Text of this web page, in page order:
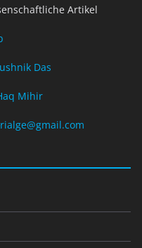
Artikel
Das
Mihir